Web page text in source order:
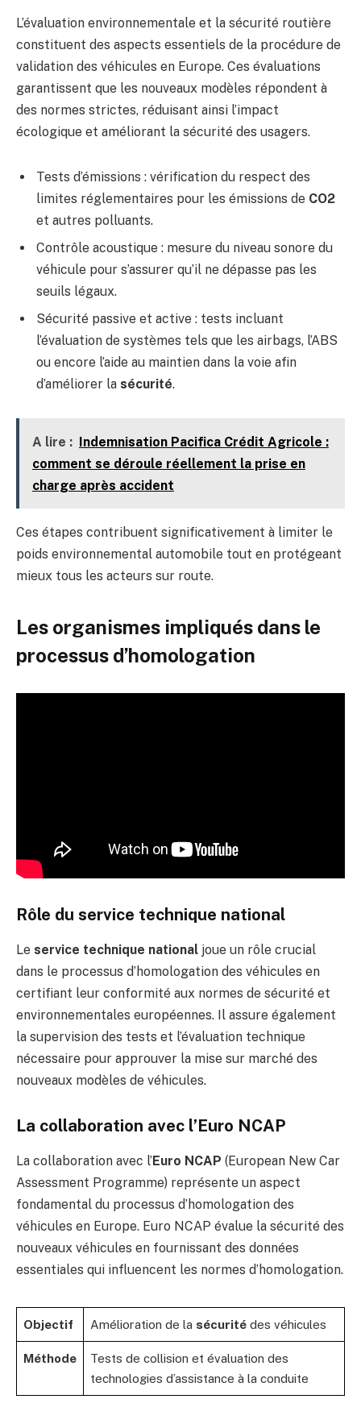
L’évaluation environnementale et la sécurité routière
constituent des aspects essentiels de la procédure de
validation des véhicules en Europe. Ces évaluations
garantissent que les nouveaux modèles répondent à
des normes strictes, réduisant ainsi l’impact
écologique et améliorant la sécurité des usagers.
Tests d’émissions : vérification du respect des
limites réglementaires pour les émissions de CO2
et autres polluants.
Contrôle acoustique : mesure du niveau sonore du
véhicule pour s’assurer qu’il ne dépasse pas les
seuils légaux.
Sécurité passive et active : tests incluant
l’évaluation de systèmes tels que les airbags, l’ABS
ou encore l’aide au maintien dans la voie afin
d’améliorer la sécurité.
A lire : Indemnisation Pacifica Crédit Agricole :
comment se déroule réellement la prise en
charge après accident
Ces étapes contribuent significativement à limiter le
poids environnemental automobile tout en protégeant
mieux tous les acteurs sur route.
Les organismes impliqués dans le
processus d’homologation
Rôle du service technique national
Le service technique national joue un rôle crucial
dans le processus d’homologation des véhicules en
certifiant leur conformité aux normes de sécurité et
environnementales européennes. Il assure également
la supervision des tests et l’évaluation technique
nécessaire pour approuver la mise sur marché des
nouveaux modèles de véhicules.
La collaboration avec l’Euro NCAP
La collaboration avec l’Euro NCAP (European New Car
Assessment Programme) représente un aspect
fondamental du processus d’homologation des
véhicules en Europe. Euro NCAP évalue la sécurité des
nouveaux véhicules en fournissant des données
essentiales qui influencent les normes d’homologation.
Objectif Amélioration de la sécurité des véhicules
Méthode
Tests de collision et évaluation des
technologies d’assistance à la conduite